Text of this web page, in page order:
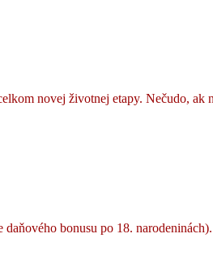
novej životnej etapy. Nečudo,
bonusu po 18.